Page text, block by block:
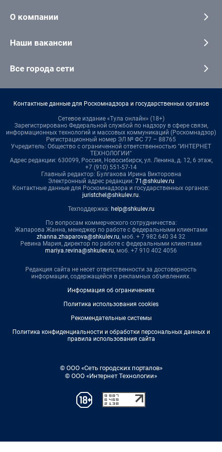
О компании
Наши вакансии
Все города сети
Контактные данные для Роскомнадзора и государственных органов
Сетевое издание «Тула онлайн» (18+)
Зарегистрировано Федеральной службой по надзору в сфере связи,
информационных технологий и массовых коммуникаций (Роскомнадзор)
Регистрационный номер ЭЛ № ФС 77 – 88765
Учредитель: Общество с ограниченной ответственностью "ИНТЕРНЕТ
ТЕХНОЛОГИИ"
Адрес редакции: 630099, Россия, Новосибирск, ул. Ленина, д. 12, 6 этаж,
+7 (910) 551-57-14
Главный редактор: Булгакова Ирина Викторовна
Электронный адрес редакции: 71@shkulev.ru
Контактные данные для Роскомнадзора и государственных органов:
juristchel@shkulev.ru.
Техподдержка: help@shkulev.ru
По вопросам коммерческого сотрудничества:
Жапарова Жанна, менеджер по работе с федеральными клиентами
zhanna.zhaparova@shkulev.ru, моб. + 7 982 640 34 32
Ревина Мария, директор по работе с федеральными клиентами
mariya.revina@shkulev.ru, моб. +7 910 402 4056
Редакция сайта не несет ответственности за достоверность
информации, содержащейся в рекламных объявлениях.
Информация об ограничениях
Политика использования cookies
Рекомендательные системы
Политика конфиденциальности и обработки персональных данных и
правила использования сайта
© ООО «Сеть городских порталов»
© ООО «Интернет Технологии»